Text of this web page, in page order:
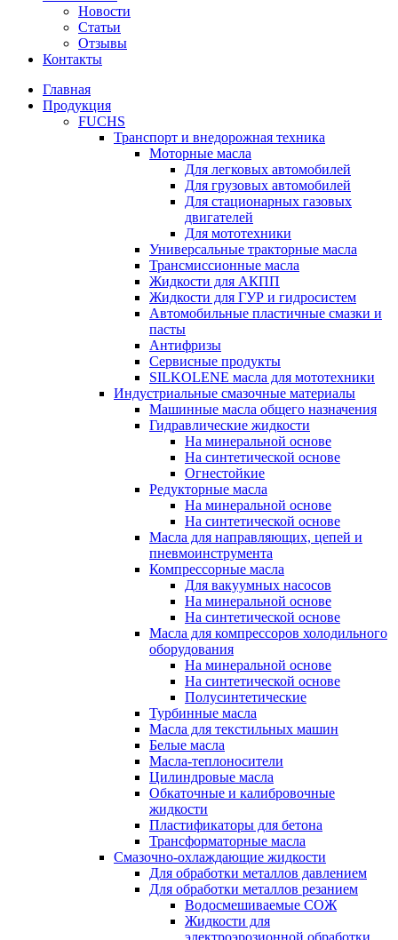
Новости
Статьи
Отзывы
Контакты
Главная
Продукция
FUCHS
Транспорт и внедорожная техника
Моторные масла
Для легковых автомобилей
Для грузовых автомобилей
Для стационарных газовых
двигателей
Для мототехники
Универсальные тракторные масла
Трансмиссионные масла
Жидкости для АКПП
Жидкости для ГУР и гидросистем
Автомобильные пластичные смазки и
пасты
Антифризы
Сервисные продукты
SILKOLENE масла для мототехники
Индустриальные смазочные материалы
Машинные масла общего назначения
Гидравлические жидкости
На минеральной основе
На синтетической основе
Огнестойкие
Редукторные масла
На минеральной основе
На синтетической основе
Масла для направляющих, цепей и
пневмоинструмента
Компрессорные масла
Для вакуумных насосов
На минеральной основе
На синтетической основе
Масла для компрессоров холодильного
оборудования
На минеральной основе
На синтетической основе
Полусинтетические
Турбинные масла
Масла для текстильных машин
Белые масла
Масла-теплоносители
Цилиндровые масла
Обкаточные и калибровочные
жидкости
Пластификаторы для бетона
Трансформаторные масла
Смазочно-охлаждающие жидкости
Для обработки металлов давлением
Для обработки металлов резанием
Водосмешиваемые СОЖ
Жидкости для
электроэрозионной обработки